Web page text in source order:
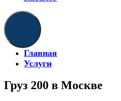
Главная
Услуги
Груз 200 в Москве